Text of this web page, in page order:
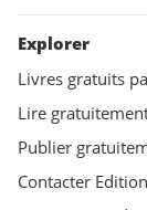
Explorer
Livres gratuits
Lire
Publier
Contacter